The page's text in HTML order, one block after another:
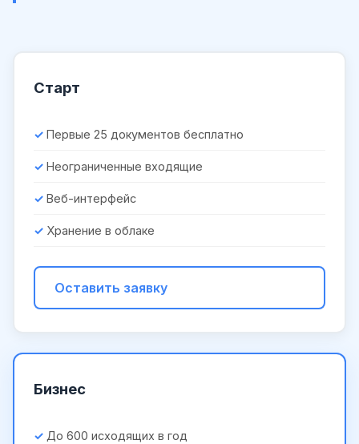
Старт
Первые 25 документов бесплатно
Неограниченные входящие
Веб-интерфейс
Хранение в облаке
Оставить заявку
Бизнес
До 600 исходящих в год